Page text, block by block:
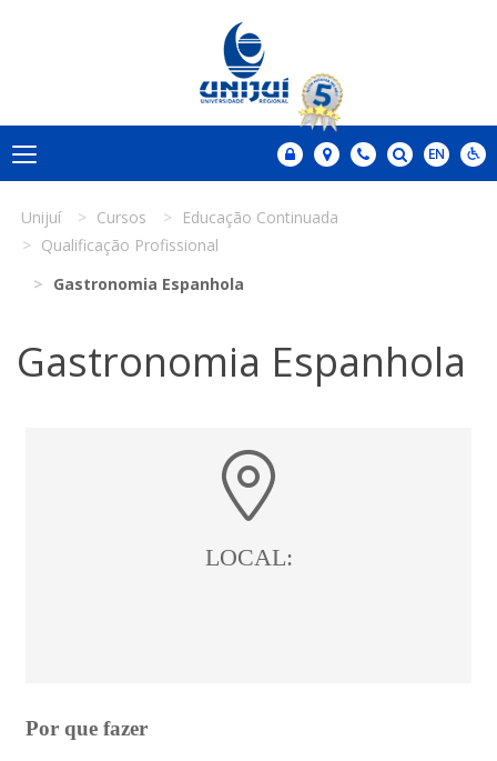
Unijuí Cursos
Educação Continuada
Qualificação Profissional
Gastronomia Espanhola
Gastronomia Espanhola